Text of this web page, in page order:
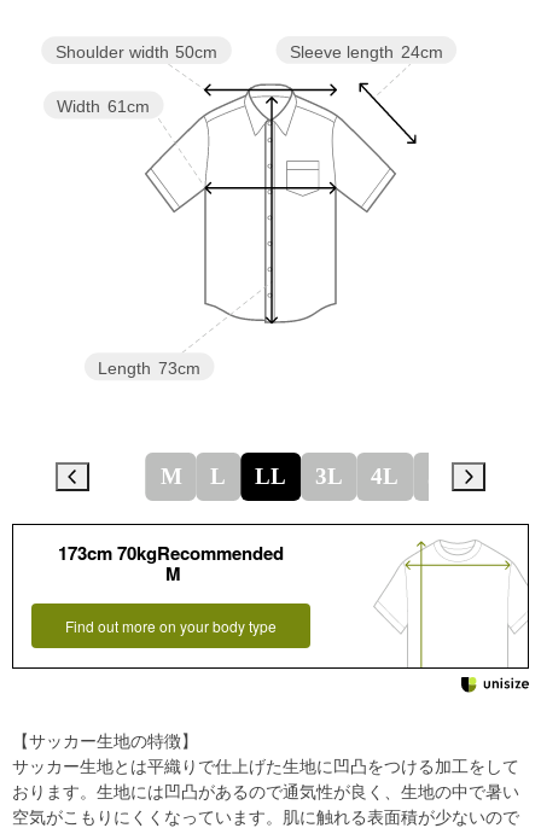
Sleeve length 24cm
Length 73cm
Width 61cm
Shoulder width 50cm
M L LL 3L 4L
173cm 70kgRecommended
M
Find out more on your body type
【サッカー生地の特徴】
サッカー生地とは平織りで仕上げた生地に凹凸をつける加工をして
おります。生地には凹凸があるので通気性が良く、生地の中で暑い
空気がこもりにくくなっています。肌に触れる表面積が少ないので